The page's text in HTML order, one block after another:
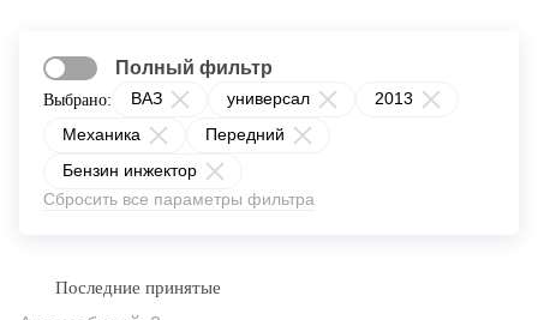
Выбрано: ВАЗ универсал
2013
Механика
Передний
Бензин инжектор
Сбросить все параметры фильтра
Полный фильтр